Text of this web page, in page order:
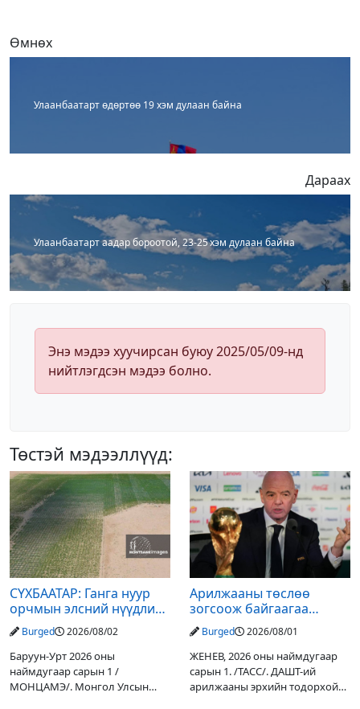
Өмнөх
Улаанбаатарт өдөртөө 19 хэм дулаан байна
Дараах
Улаанбаатарт аадар бороотой, 23-25 хэм дулаан байна
Энэ мэдээ хуучирсан буюу 2025/05/09-нд
нийтлэгдсэн мэдээ болно.
Төстэй мэдээллүүд:
СҮХБААТАР: Ганга нуур
орчмын элсний нүүдлийг
зогсоох туршилтын ажил
үр дүнгээ өгч эхэлжээ
Burged 2026/08/02
Баруун-Урт 2026 оны
наймдугаар сарын 1 /
МОНЦАМЭ/. Монгол Улсын
Арилжааны төслөө
зогсоож байгаагаа
Ж.Инфантино мэдэгдэв
Burged 2026/08/01
ЖЕНЕВ, 2026 оны наймдугаар
сарын 1. /ТАСС/. ДАШТ-ий
арилжааны эрхийн тодорхой